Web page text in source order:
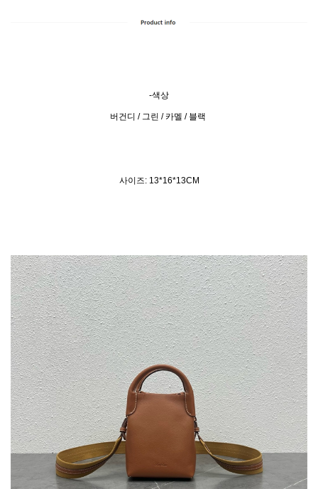
-색상
버건디 / 그린 / 카멜 / 블랙
사이즈: 13*16*13CM